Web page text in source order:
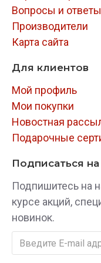
замка
положении
Вопросы и ответы
Производители
Карта сайта
Для клиентов
Мой профиль
Мои покупки
Новостная
Подарочные
Подписаться
Подпишитесь на
курсе акций,
новинок.